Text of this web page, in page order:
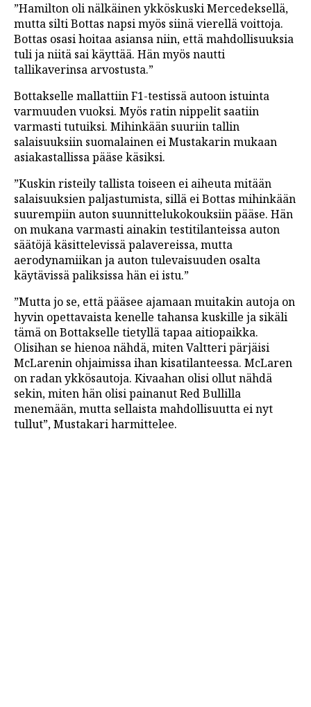
”Hamilton oli nälkäinen ykköskuski Mercedeksellä,
mutta silti Bottas napsi myös siinä vierellä voittoja.
Bottas osasi hoitaa asiansa niin, että mahdollisuuksia
tuli ja niitä sai käyttää. Hän myös nautti
tallikaverinsa arvostusta.”
Bottakselle mallattiin F1-testissä autoon istuinta
varmuuden vuoksi. Myös ratin nippelit saatiin
varmasti tutuiksi. Mihinkään suuriin tallin
salaisuuksiin suomalainen ei Mustakarin mukaan
asiakastallissa pääse käsiksi.
”Kuskin risteily tallista toiseen ei aiheuta mitään
salaisuuksien paljastumista, sillä ei Bottas mihinkään
suurempiin auton suunnittelukokouksiin pääse. Hän
on mukana varmasti ainakin testitilanteissa auton
säätöjä käsittelevissä palavereissa, mutta
aerodynamiikan ja auton tulevaisuuden osalta
käytävissä paliksissa hän ei istu.”
”Mutta jo se, että pääsee ajamaan muitakin autoja on
hyvin opettavaista kenelle tahansa kuskille ja sikäli
tämä on Bottakselle tietyllä tapaa aitiopaikka.
Olisihan se hienoa nähdä, miten Valtteri pärjäisi
McLarenin ohjaimissa ihan kisatilanteessa. McLaren
on radan ykkösautoja. Kivaahan olisi ollut nähdä
sekin, miten hän olisi painanut Red Bullilla
menemään, mutta sellaista mahdollisuutta ei nyt
tullut”, Mustakari harmittelee.